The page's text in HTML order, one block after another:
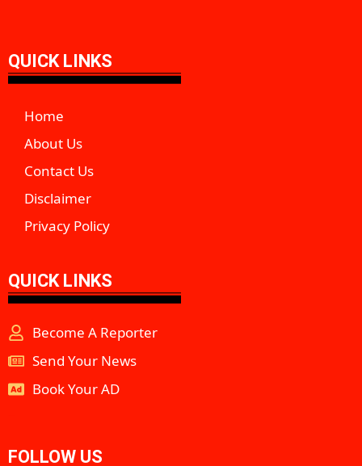
QUICK LINKS
Home
About Us
Contact Us
Disclaimer
Privacy Policy
QUICK LINKS
Become A Reporter
Send Your News
Book Your AD
FOLLOW US